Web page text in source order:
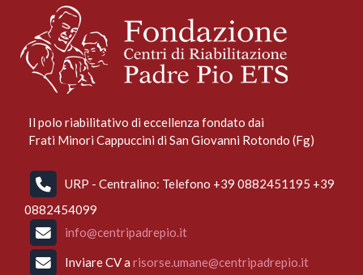
Il polo riabilitativo di eccellenza fondato dai
Frati Minori Cappuccini di San Giovanni Rotondo (Fg)
URP - Centralino: Telefono +39 0882451195 +39
0882454099
info@centripadrepio.it
Inviare CV a risorse.umane@centripadrepio.it